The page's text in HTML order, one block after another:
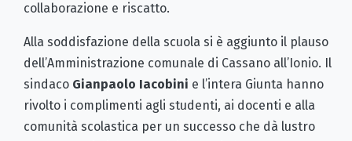
collaborazione e riscatto.
Alla soddisfazione della scuola si è aggiunto il plauso
dell’Amministrazione comunale di Cassano all’Ionio. Il
sindaco Gianpaolo Iacobini e l’intera Giunta hanno
rivolto i complimenti agli studenti, ai docenti e alla
comunità scolastica per un successo che dà lustro